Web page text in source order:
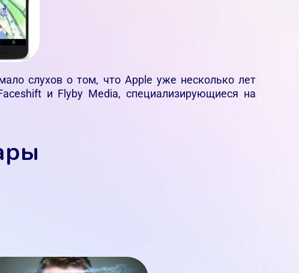
слухов о том, что Apple уже несколько лет
и Flyby Media, специализирующиеся на